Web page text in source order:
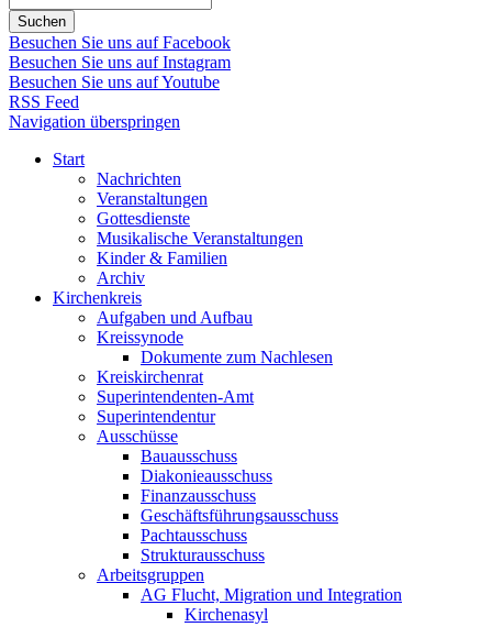
Suchen
Besuchen Sie uns auf Facebook
Besuchen Sie uns auf Instagram
Besuchen Sie uns auf Youtube
RSS Feed
Navigation überspringen
Start
Nachrichten
Veranstaltungen
Gottesdienste
Musikalische Veranstaltungen
Kinder & Familien
Archiv
Kirchenkreis
Aufgaben und Aufbau
Kreissynode
Dokumente zum Nachlesen
Kreiskirchenrat
Superintendenten-Amt
Superintendentur
Ausschüsse
Bauausschuss
Diakonieausschuss
Finanzausschuss
Geschäftsführungsausschuss
Pachtausschuss
Strukturausschuss
Arbeitsgruppen
AG Flucht, Migration und Integration
Kirchenasyl